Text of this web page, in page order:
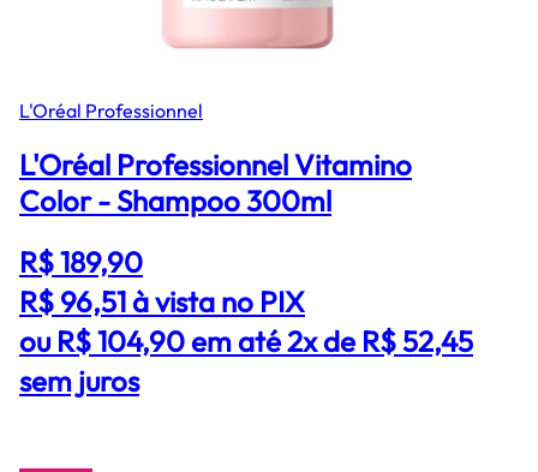
L'Oréal Professionnel
L'Oréal Professionnel Vitamino
Color - Shampoo 300ml
R$ 189,90
R$ 96,51à vista no PIX
ou R$ 104,90 em até 2x de R$ 52,45
sem juros